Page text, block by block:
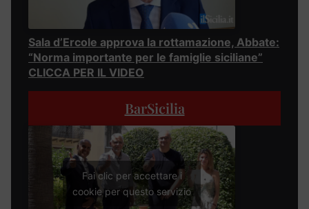
Sala d’Ercole approva la rottamazione, Abbate:
“Norma importante per le famiglie siciliane”
CLICCA PER IL VIDEO
BarSicilia
Fai clic per accettare i
cookie per questo servizio